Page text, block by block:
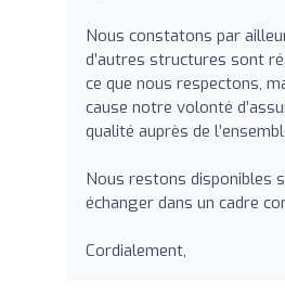
Nous constatons par
d’autres structures sont
ce que nous respectons,
cause notre volonté
qualité auprès de
Nous restons disponibles
échanger dans un cadre
Cordialement,